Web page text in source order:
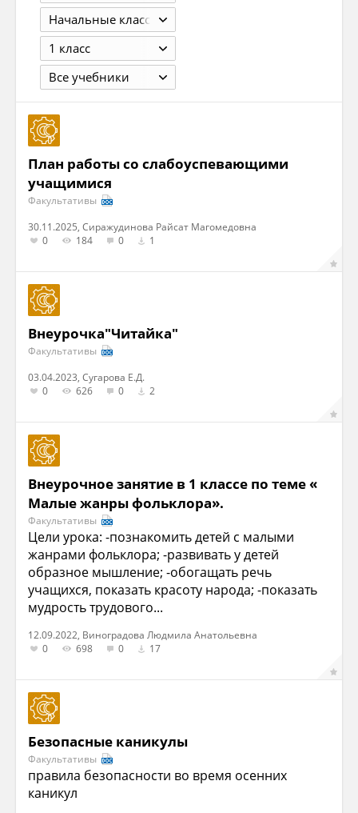
Начальные классы
1 класс
Все учебники
План работы со слабоуспевающими
учащимися
Факультативы
30.11.2025, Сиражудинова Райсат Магомедовна
0
184 0 1
Внеурочка"Читайка"
Факультативы
03.04.2023, Сугарова Е.Д.
0
626 0 2
Внеурочное занятие в 1 классе по теме «
Малые жанры фольклора».
Факультативы
Цели урока: -познакомить детей с малыми
жанрами фольклора; -развивать у детей
образное мышление; -обогащать речь
учащихся, показать красоту народа; -показать
мудрость трудового...
12.09.2022, Виноградова Людмила Анатольевна
0
698 0 17
Безопасные каникулы
Факультативы
правила безопасности во время осенних
каникул